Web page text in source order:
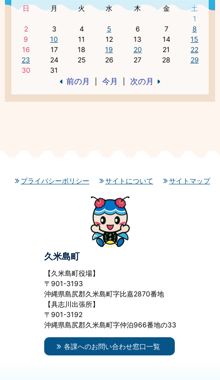
日 月 火 水 木 金
土
1
2
3 4 5 6 7
8
9
10 11 12 13 14
15
16
17 18 19 20 21
22
23
24 25 26 27 28
29
30
31
前の月 今月 次の月
プライバシーポリシー サイトについて サイトマップ
久米島町
【久米島町役場】
〒901-3193
沖縄県島尻郡久米島町字比嘉2870番地
【具志川出張所】
〒901-3192
沖縄県島尻郡久米島町字仲泊966番地の33
各課へのお問い合わせ窓口一覧